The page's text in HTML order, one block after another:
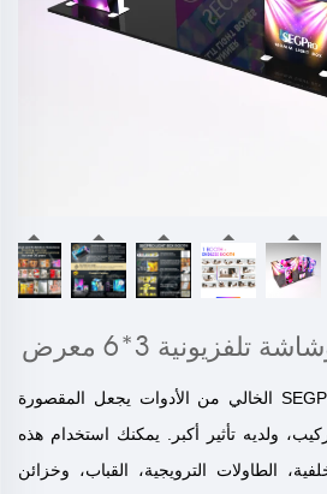
نظام الصندوق الضوئي SEGPRO الخالي من الأدوات يجعل المقصورة
ولديه تأثير أكبر. يمكنك استخدام هذه
الطاولات الترويجية، القباب، وخزائن